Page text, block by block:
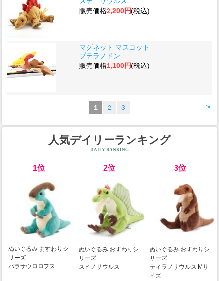
販売価格2,200円(税込)
マグネット マスコット
プテラノドン
販売価格1,100円(税込)
>
1 2 3
人気デイリーランキング
DAILY RANKING
1位 2位 3位
ぬいぐるみ おすわりシ
リーズ
パラサウロロフス
ぬいぐるみ おすわりシ
リーズ
スピノサウルス
ぬいぐるみ おすわりシ
リーズ
ティラノサウルス Mサ
イズ